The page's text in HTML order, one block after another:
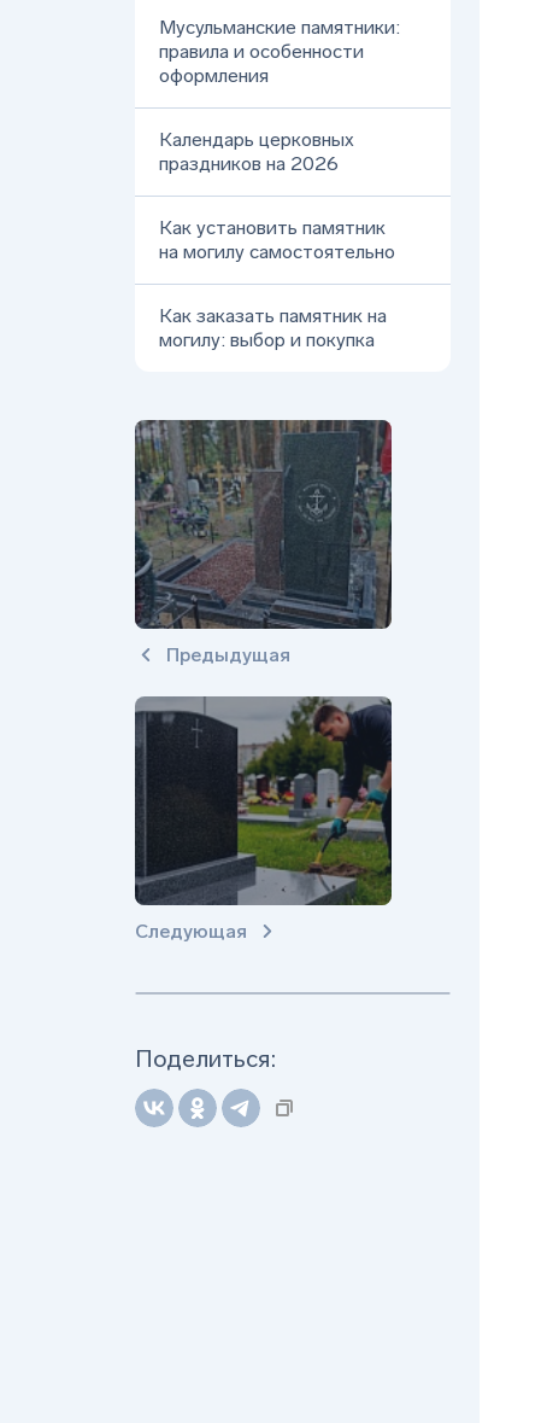
Следующая
Предыдущая
Мусульманские памятники:
правила и особенности
оформления
Календарь церковных
праздников на 2026
Как установить памятник
на могилу самостоятельно
Как заказать памятник на
могилу: выбор и покупка
Поделиться: